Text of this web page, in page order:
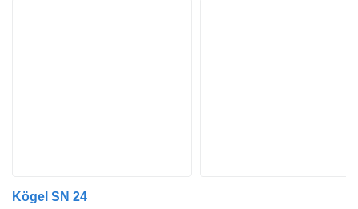
Kögel SN 24